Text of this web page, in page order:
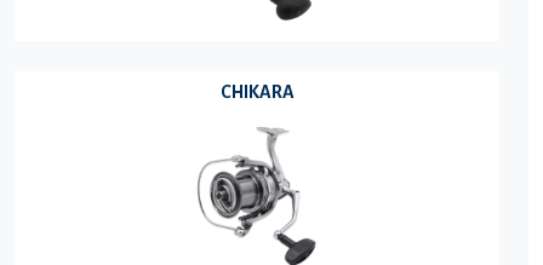
CHIKARA